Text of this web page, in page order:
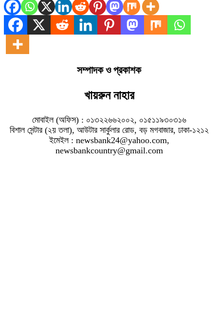
সম্পাদক ও প্রকাশক
খায়রুন নাহার
মোবাইল (অফিস) : ০১৩২২৬৬২০০২, ০১৫১১৯৩০৩১৬
বিশাল সেন্টার (২য় তলা), আউটার সার্কুলার রোড, বড় মগবাজার, ঢাকা-১২১২
ইমেইল : newsbank24@yahoo.com,
newsbankcountry@gmail.com